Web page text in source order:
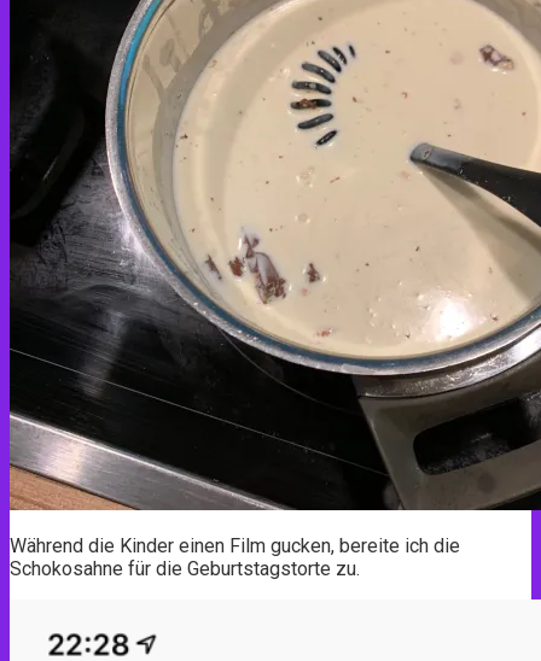
Während die Kinder einen Film gucken, bereite ich die
Schokosahne für die Geburtstagstorte zu.